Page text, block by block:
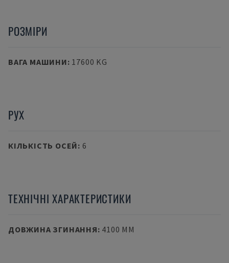
РОЗМІРИ
ВАГА МАШИНИ: 17600 KG
РУХ
КІЛЬКІСТЬ ОСЕЙ: 6
ТЕХНІЧНІ ХАРАКТЕРИСТИКИ
ДОВЖИНА ЗГИНАННЯ: 4100 MM